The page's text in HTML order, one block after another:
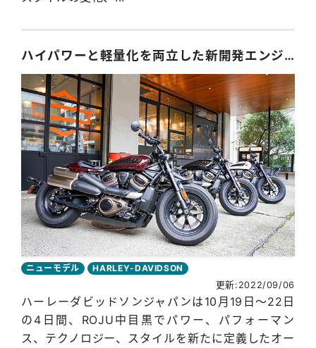
ニューモデル
HARLEY-DAVIDSON
更新:2022/09/06
ハイパワーと軽量化を両立した新開発エンジン搭載。オールニューモデル「Sportster S」先行試乗会を開催
ハーレーダビッドソンジャパンは10月19日～22日
の4日間、ROJU中目黒でパワー、パフォーマン
ス、テクノロジー、スタイルを新たに定義したオー